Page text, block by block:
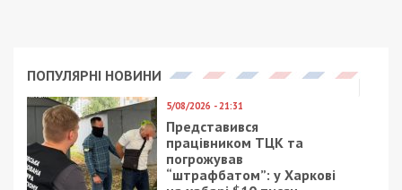
Какой будет
“Елка-2018” в Днепре
Держпідприємство у
Кривому Розі три роки